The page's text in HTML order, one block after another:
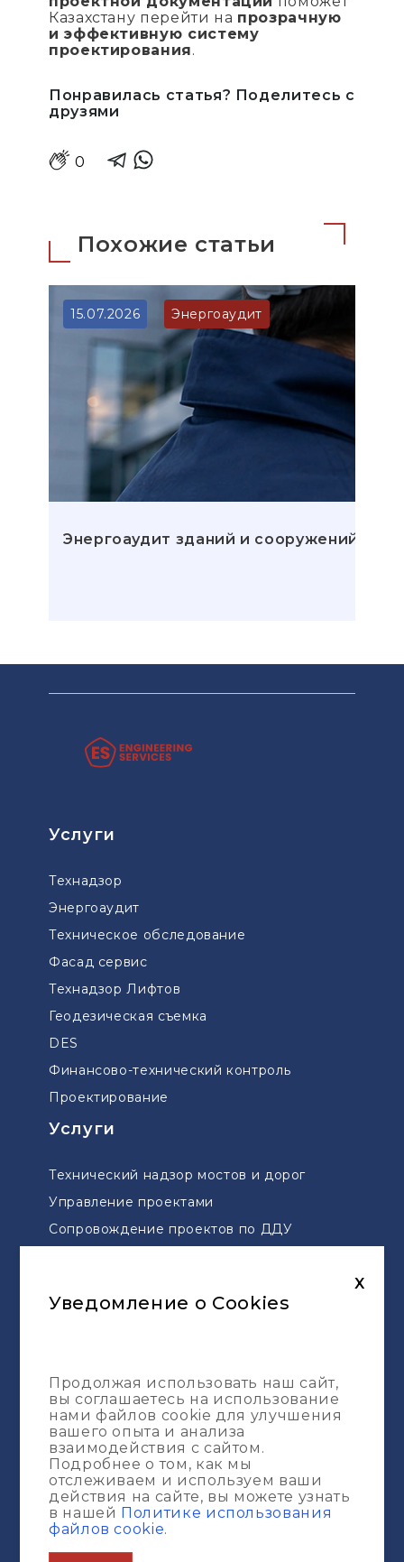
Казахстану перейти на прозрачную
и эффективную систему
проектирования.
Понравилась статья? Поделитесь с
друзями
0
Похожие статьи
Энергоаудит
15.07.2026
Энергоаудит зданий и сооружений:
Услуги
Технадзор
Энергоаудит
Техническое обследование
Фасад сервис
Технадзор Лифтов
Геодезическая съемка
DES
Финансово-технический контроль
Проектирование
Услуги
Технический надзор мостов и дорог
Управление проектами
Сопровождение проектов по ДДУ
Карта сайта
Портфолио
О компании
Журнал
2026
Уведомление о Cookies
Продолжая использовать наш сайт,
вы соглашаетесь на использование
нами файлов cookie для улучшения
вашего опыта и анализа
взаимодействия с сайтом.
Подробнее о том, как мы
отслеживаем и используем ваши
действия на сайте, вы можете узнать
в нашей Политике использования
файлов cookie.
X